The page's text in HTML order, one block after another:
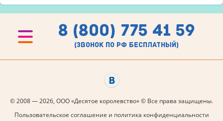
8 (800) 775 41 59
(звонок по рф бесплатный)
© 2008 — 2026, ООО «Десятое королевство» © Все права защищены.
Пользовательское соглашение и политика конфиденциальности